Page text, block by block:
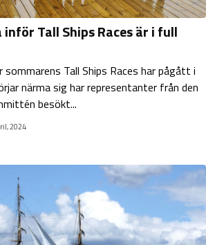
Tall Ships Races är i full
sommarens Tall Ships Races har pågått i
närma sig har representanter från den
besökt...
2024